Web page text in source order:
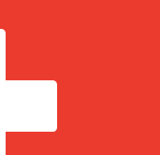
e tassi di cambio